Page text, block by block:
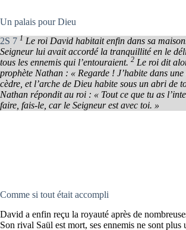
Un palais pour Dieu
2S 7 1 Le roi David habitait enfin dans sa
Seigneur lui avait accordé la tranquillité en le
tous les ennemis qui l’entouraient. 2 Le roi dit
prophète Nathan : « Regarde ! J’habite dans
cèdre, et l’arche de Dieu habite sous un abri de
Nathan répondit au roi : « Tout ce que tu as
faire, fais-le, car le Seigneur est avec toi. »
Comme si tout était accompli
David a enfin reçu la royauté après de
Son rival Saül est mort, ses ennemis ne sont plus